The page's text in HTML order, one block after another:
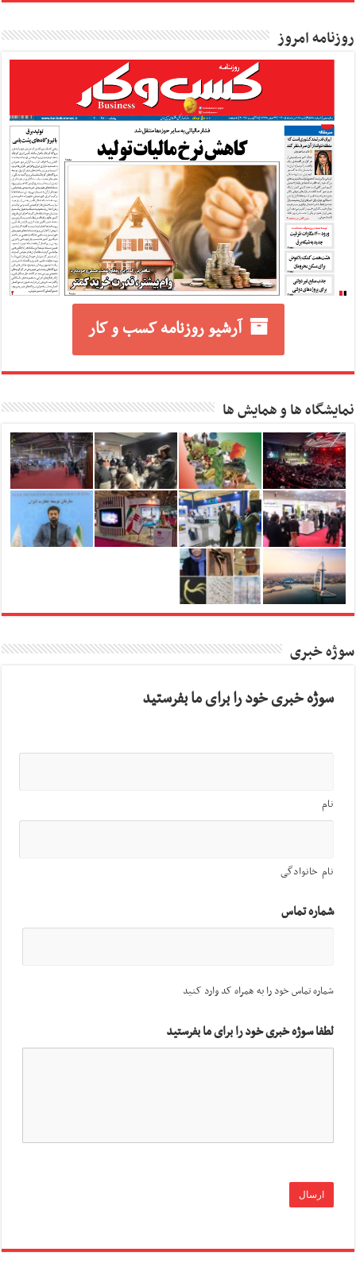
روزنامه امروز
آرشیو روزنامه کسب و کار
نمایشگاه ها و همایش ها
سوژه خبری
سوژه خبری خود را برای ما بفرستید
نام
نام خانوادگی
شماره تماس
شماره تماس خود را به همراه کد وارد کنید
لطفا سوژه خبری خود را برای ما بفرستید